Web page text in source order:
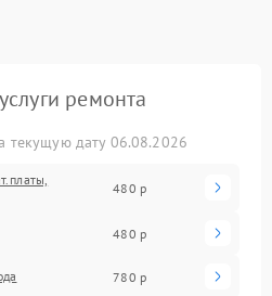
ремонта
текущую дату 06.08.2026
480 р
480 р
780 р